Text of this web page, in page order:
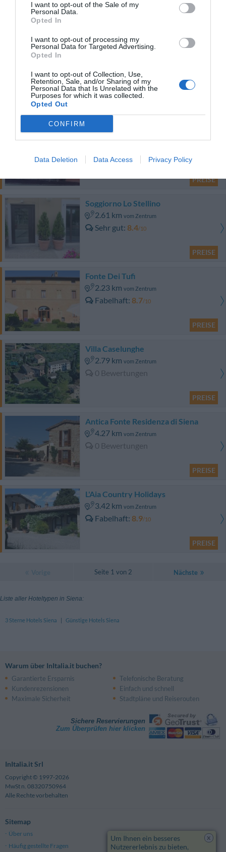
I want to opt-out of the Sale of my
Personal Data.
Opted In
I want to opt-out of processing my
Personal Data for Targeted Advertising.
Opted In
I want to opt-out of Collection, Use,
Retention, Sale, and/or Sharing of my
Personal Data that Is Unrelated with the
Purposes for which it was collected.
Opted Out
CONFIRM
Data Deletion Data Access Privacy Policy
2.11 kmvom Zentrum
2.26 kmvom Zentrum
0 Bewertungen
Villa Piccola Siena
vom Zentrum
8.5
PREISE
Soggiorno Lo Stellino
2.61 km vom Zentrum
Sehr gut 8.4/10
PREISE
Fonte Dei Tufi
2.23 km vom Zentrum
Fabelhaft 8.7/10
PREISE
Villa Caselunghe
2.79 km vom Zentrum
0 Bewertungen
PREISE
Antica Fonte Residenza di Siena
4.27 km vom Zentrum
0 Bewertungen
PREISE
L'Aia Country Holidays
3.42 km vom Zentrum
Fabelhaft 8.9/10
PREISE
Seite 1 von 2 Nächste
Liste aller Hoteltypen in Siena:
3 Sterne Hotels Siena | Günstige Hotels Siena
Warum über InItalia.it buchen?
Garantierte Ersparnis
Telefonische Beratung
Kundenrezensionen
Einfach und schnell
Maximale Sicherheit
Stadtpläne und Reiserouten
Sichere Reservierungen
Zum Überprüfen hier klicken
InItalia.it Srl
Copyright © 1997-2026
MwSt n. 08320750964
Alle Rechte vorbehalten
Sitemap
Über uns
Häufig gestellte Fragen
Datenschutz
x
Um Ihnen ein besseres
Nutzererlebnis zu bieten,